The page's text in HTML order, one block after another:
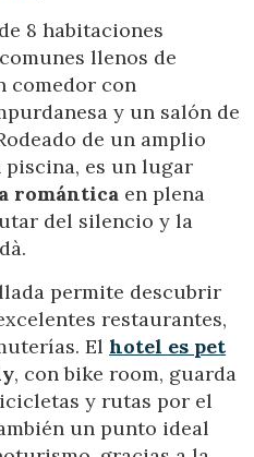
8 habitaciones
llenos de
comedor con
y un salón de
de un amplio
piscina, es un lugar
romántica en plena
del silencio y la
permite descubrir
restaurantes,
El hotel es pet
, con bike room, guarda
y rutas por el
un punto ideal
Siempre activas
propias para recopilar
mejorar nuestros servicios.
la aceptación de la
si así lo desea,
en su disco duro, aunque
acción podrá ocasionar
la página web.
y análisis del
de este sitio web. La